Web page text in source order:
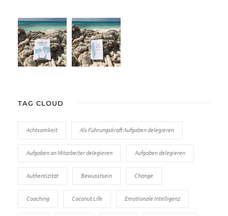
TAG CLOUD
Achtsamkeit Als Führungskraft Aufgaben delegieren
Aufgaben an Mitarbeiter delegieren Aufgaben delegieren
Authentizität Bewusstsein Change
Coaching Coconut Life Emotionale Intelligenz